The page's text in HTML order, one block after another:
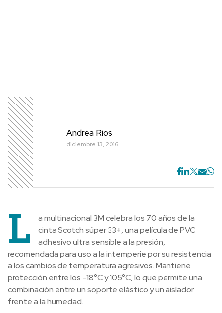
Andrea Rios
diciembre 13, 2016
L
a multinacional 3M celebra los 70 años de la
cinta Scotch súper 33+, una película de PVC
adhesivo ultra sensible a la presión,
recomendada para uso a la intemperie por su resistencia
a los cambios de temperatura agresivos. Mantiene
protección entre los -18°C y 105°C, lo que permite una
combinación entre un soporte elástico y un aislador
frente a la humedad.